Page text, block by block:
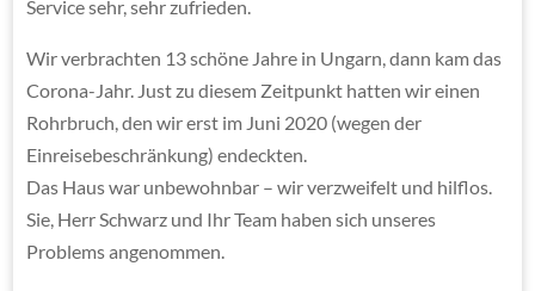
Service sehr, sehr zufrieden.
Wir verbrachten 13 schöne Jahre in Ungarn, dann kam das
Corona-Jahr. Just zu diesem Zeitpunkt hatten wir einen
Rohrbruch, den wir erst im Juni 2020 (wegen der
Einreisebeschränkung) endeckten.
Das Haus war unbewohnbar – wir verzweifelt und hilflos.
Sie, Herr Schwarz und Ihr Team haben sich unseres
Problems angenommen.